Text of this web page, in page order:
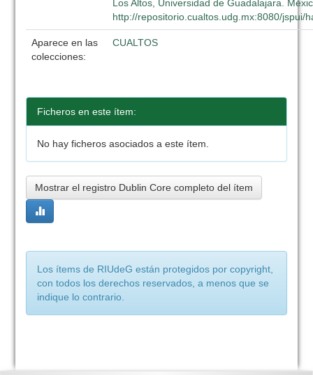
Los Altos, Universidad de Guadalajara.
http://repositorio.cualtos.udg.mx:8080/jspui/
Aparece en las
colecciones:
CUALTOS
Ficheros en este ítem:
No hay ficheros asociados a este ítem.
Mostrar el registro Dublin Core completo del ítem
Los ítems de RIUdeG están protegidos por copyright,
con todos los derechos reservados, a menos que se
indique lo contrario.